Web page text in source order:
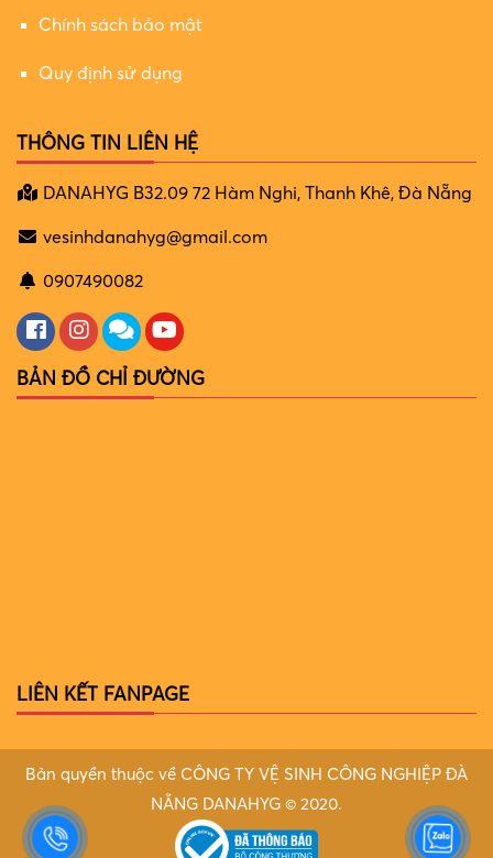
Chính sách bảo mật
Quy định sử dụng
THÔNG TIN LIÊN HỆ
DANAHYG B32.09 72 Hàm Nghi, Thanh Khê, Đà Nẵng
vesinhdanahyg@gmail.com
0907490082
BẢN ĐỒ CHỈ ĐƯỜNG
LIÊN KẾT FANPAGE
Bản quyền thuộc về CÔNG TY VỆ SINH CÔNG NGHIỆP ĐÀ
NẴNG DANAHYG © 2020.